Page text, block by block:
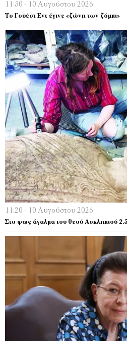
11:50 - 10 Αυγούστου 2026
Το Γουέστ Εντ έγινε «ζώνη των ζόμπι»
11:20 - 10 Αυγούστου 2026
Στο φως άγαλμα του θεού Ασκληπιού